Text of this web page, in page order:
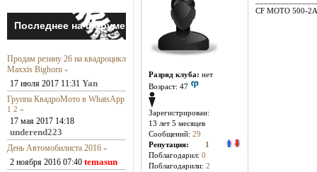
Последнее на форуме
Продам резину 26 на квадроцикл
Maxxis Bighorn »
17 июля 2017 11:31 Yan
Группа КвадроМото в WhatsApp
1 2 »
17 мая 2017 14:18
underend223
День Автомобилиста 2016 »
2 ноября 2016 07:40 temasun
Разряд клуба: нет
Возраст: 47
Зарегистрирован:
13 лет 5 месяцев
Сообщений: 29
Репутация:
1
Поблагодарил: 0
Поблагодарили: 2
CF MOTO 500-2A